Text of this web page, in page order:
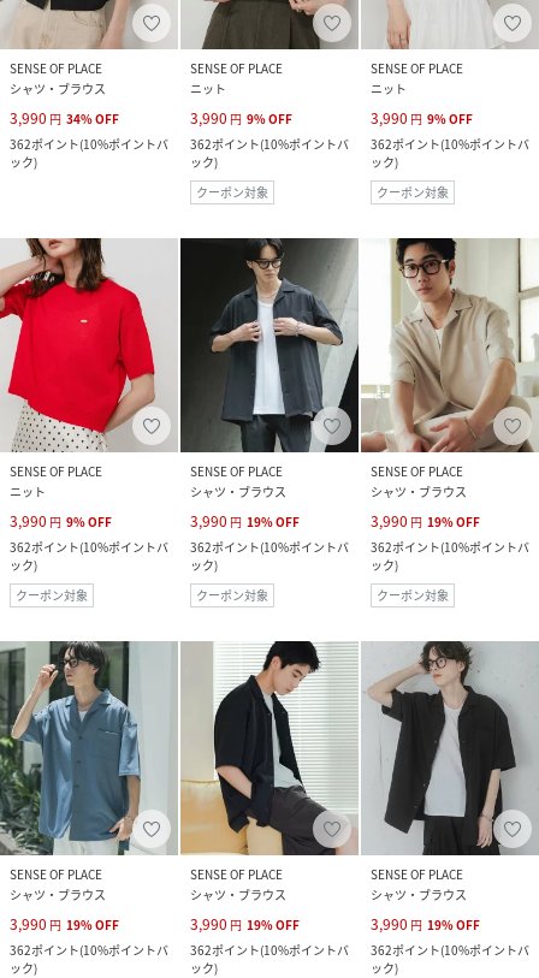
SENSE OF PLACE
シャツ・ブラウス
3,990 円 34%OFF
362ポイント(10%ポイントバ
ック)
SENSE OF PLACE
ニット
3,990 円 9%OFF
362ポイント(10%ポイントバ
ック)
クーポン対象
SENSE OF PLACE
ニット
3,990 円 9%OFF
362ポイント(10%ポイントバ
ック)
クーポン対象
SENSE OF PLACE
ニット
3,990 円 9%OFF
362ポイント(10%ポイントバ
ック)
クーポン対象
SENSE OF PLACE
シャツ・ブラウス
3,990 円 19%OFF
362ポイント(10%ポイントバ
ック)
クーポン対象
SENSE OF PLACE
シャツ・ブラウス
3,990 円 19%OFF
362ポイント(10%ポイントバ
ック)
クーポン対象
SENSE OF PLACE
シャツ・ブラウス
3,990 円 19%OFF
362ポイント(10%ポイントバ
ック)
SENSE OF PLACE
シャツ・ブラウス
3,990 円 19%OFF
362ポイント(10%ポイントバ
ック)
SENSE OF PLACE
シャツ・ブラウス
3,990 円 19%OFF
362ポイント(10%ポイントバ
ック)